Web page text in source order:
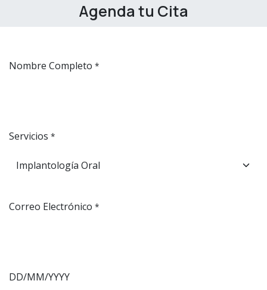
Agenda tu Cita
Nombre Completo *
Servicios *
Correo Electrónico *
DD/MM/YYYY